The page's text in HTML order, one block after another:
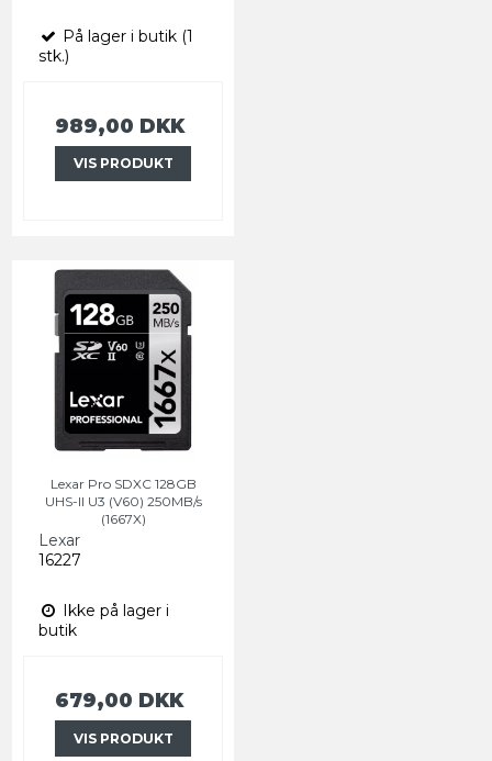
På lager i butik (1
stk.)
989,00 DKK
VIS PRODUKT
Lexar Pro SDXC 128GB
UHS-II U3 (V60) 250MB/s
(1667X)
Lexar
16227
Ikke på lager i
butik
679,00 DKK
VIS PRODUKT